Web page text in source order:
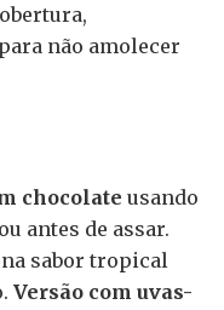
não amolecer
chocolate usando
antes de assar.
sabor tropical
Versão com uvas-